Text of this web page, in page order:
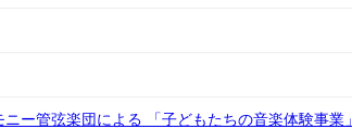
ー管弦楽団による 「子どもたちの音楽体験事業」